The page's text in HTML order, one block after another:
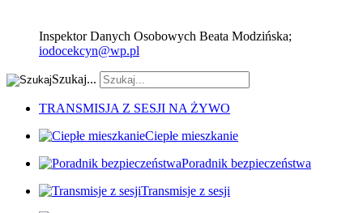
Inspektor Danych Osobowych Beata Modzińska;
iodocekcyn@wp.pl
Szukaj...
TRANSMISJA Z SESJI NA ŻYWO
Ciepłe mieszkanie
Poradnik bezpieczeństwa
Transmisje z sesji